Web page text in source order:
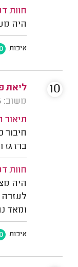
חוות
היה
איכות
ליאת
משוב: 29/07/2026
תיאור
ברז
חוות
היה
לעזרה
ומאד
איכות
10